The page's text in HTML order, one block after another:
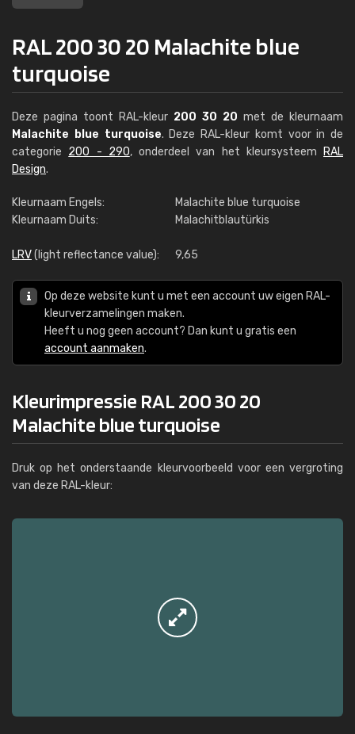
RAL 200 30 20 Malachite blue
turquoise
Deze pagina toont RAL-kleur 200 30 20 met de kleurnaam
Malachite blue turquoise. Deze RAL-kleur komt voor in de
categorie 200 - 290, onderdeel van het kleursysteem
RAL
Design.
Kleurnaam Engels:
Malachite blue turquoise
Kleurnaam Duits:
Malachitblautürkis
LRV(light reflectance value): 9,65
Op deze website kunt u met een account uw eigen RAL-
kleurverzamelingen maken.
Heeft u nog geen account? Dan kunt u gratis een
account aanmaken.
Kleurimpressie RAL 200 30 20
Malachite blue turquoise
Druk op het onderstaande kleurvoorbeeld voor een vergroting
van deze RAL-kleur: